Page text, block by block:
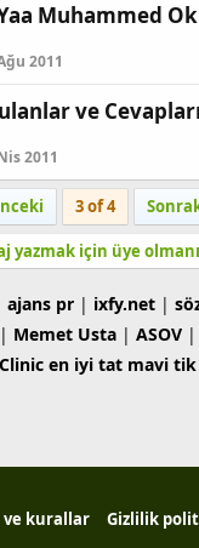
Muhammed
2011
ve
2011
3 of 4
yazmak için üye
ajans pr| ixfy.net|
Memet Usta| ASOV|
Clinic en iyi tat mavi tik
kurallar Gizlilik